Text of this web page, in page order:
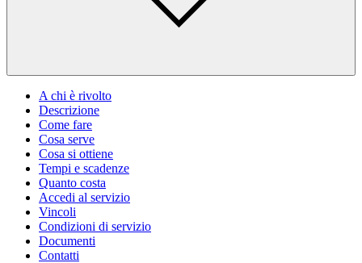
A chi è rivolto
Descrizione
Come fare
Cosa serve
Cosa si ottiene
Tempi e scadenze
Quanto costa
Accedi al servizio
Vincoli
Condizioni di servizio
Documenti
Contatti